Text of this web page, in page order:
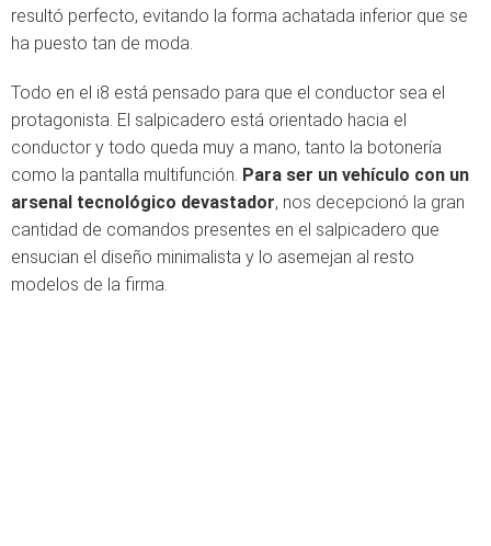
resultó perfecto, evitando la forma achatada inferior que se
ha puesto tan de moda.
Todo en el i8 está pensado para que el conductor sea el
protagonista. El salpicadero está orientado hacia el
conductor y todo queda muy a mano, tanto la botonería
como la pantalla multifunción. Para ser un vehículo con un
arsenal tecnológico devastador, nos decepcionó la gran
cantidad de comandos presentes en el salpicadero que
ensucian el diseño minimalista y lo asemejan al resto
modelos de la firma.